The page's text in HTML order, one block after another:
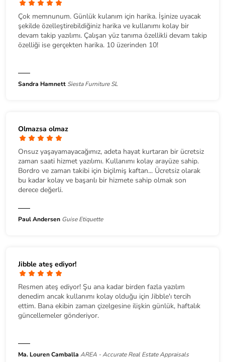
Çok memnunum. Günlük kulanım için harika. İşinize uyacak
şekilde özelleştirebildiğiniz harika ve kullanımı kolay bir
devam takip yazılımı. Çalışan yüz tanıma özellikli devam takip
özelliği ise gerçekten harika. 10 üzerinden 10!
Sandra Hamnett Siesta Furniture SL
Olmazsa olmaz
Onsuz yaşayamayacağımız, adeta hayat kurtaran bir ücretsiz
zaman saati hizmet yazılımı. Kullanımı kolay arayüze sahip.
Bordro ve zaman takibi için biçilmiş kaftan... Ücretsiz olarak
bu kadar kolay ve başarılı bir hizmete sahip olmak son
derece değerli.
Paul Andersen Guise Etiquette
Jibble ateş ediyor!
Resmen ateş ediyor! Şu ana kadar birden fazla yazılım
denedim ancak kullanımı kolay olduğu için Jibble'ı tercih
ettim. Bana ekibin zaman çizelgesine ilişkin günlük, haftalık
güncellemeler gönderiyor.
Ma. Louren Camballa AREA - Accurate Real Estate Appraisals